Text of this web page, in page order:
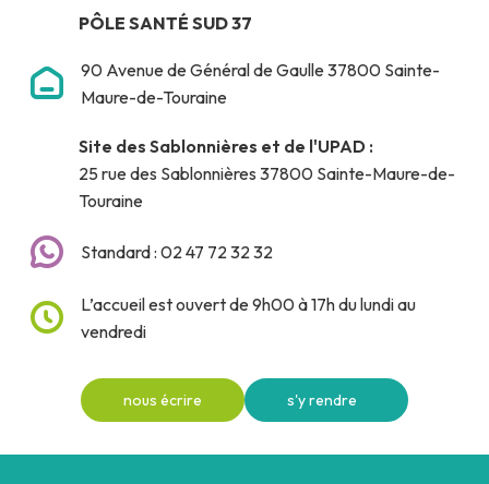
PÔLE SANTÉ SUD 37
90 Avenue de Général de Gaulle 37800 Sainte-
Maure-de-Touraine
Site des Sablonnières et de l'UPAD :
25 rue des Sablonnières 37800 Sainte-Maure-de-
Touraine
Standard : 02 47 72 32 32
L’accueil est ouvert de 9h00 à 17h du lundi au
vendredi
nous écrire s'y rendre